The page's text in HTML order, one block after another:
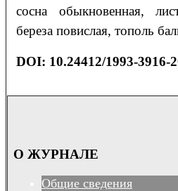
сосна обыкновенная,
береза повислая, тополь
DOI: 10.24412/1993-3916-
О ЖУРНАЛЕ
Общие сведения